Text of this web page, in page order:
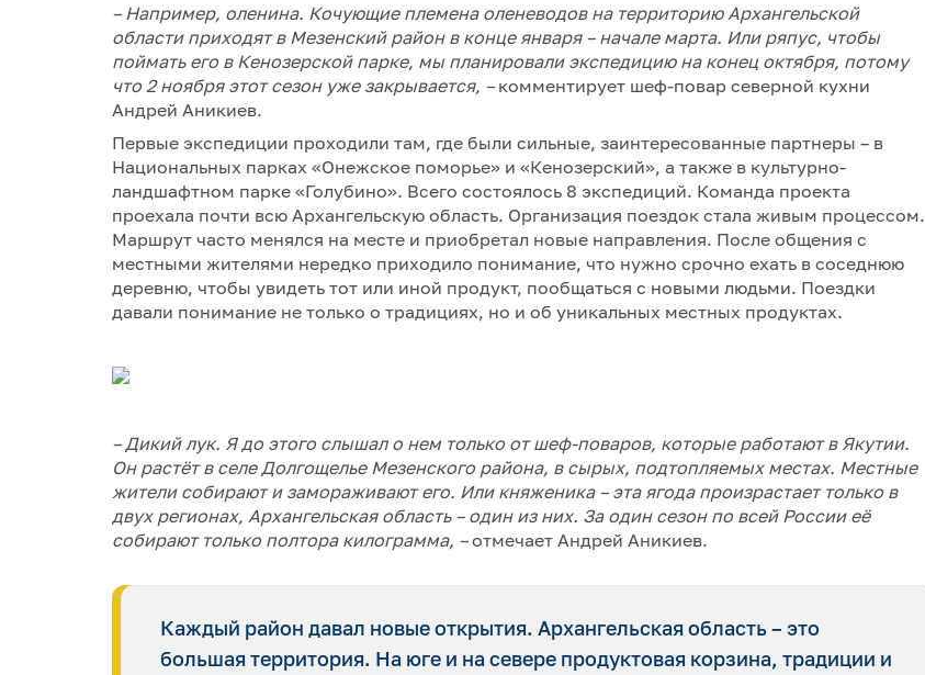
– Например, оленина. Кочующие племена оленеводов на территорию Архангельской
области приходят в Мезенский район в конце января – начале марта. Или ряпус, чтобы
поймать его в Кенозерской парке, мы планировали экспедицию на конец октября, потому
что 2 ноября этот сезон уже закрывается, –комментирует шеф-повар северной кухни
Андрей Аникиев.
Первые экспедиции проходили там, где были сильные, заинтересованные партнеры – в
Национальных парках «Онежское поморье» и «Кенозерский», а также в культурно-
ландшафтном парке «Голубино». Всего состоялось 8 экспедиций. Команда проекта
проехала почти всю Архангельскую область. Организация поездок стала живым процессом.
Маршрут часто менялся на месте и приобретал новые направления. После общения с
местными жителями нередко приходило понимание, что нужно срочно ехать в соседнюю
деревню, чтобы увидеть тот или иной продукт, пообщаться с новыми людьми. Поездки
давали понимание не только о традициях, но и об уникальных местных продуктах.
– Дикий лук. Я до этого слышал о нем только от шеф-поваров, которые работают в Якутии.
Он растёт в селе Долгощелье Мезенского района, в сырых, подтопляемых местах. Местные
жители собирают и замораживают его. Или княженика – эта ягода произрастает только в
двух регионах, Архангельская область – один из них. За один сезон по всей России её
собирают только полтора килограмма, –отмечает Андрей Аникиев.
Каждый район давал новые открытия. Архангельская область – это
большая территория. На юге и на севере продуктовая корзина, традиции и